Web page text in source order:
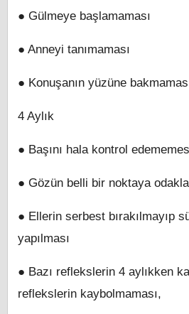
● Gülmeye başlamaması
● Anneyi tanımaması
● Konuşanın yüzüne
4 Aylık
● Başını hala kontrol
● Gözün belli bir noktaya
● Ellerin serbest bırakılmayıp
yapılması
● Bazı reflekslerin 4 aylıkken
reflekslerin kaybolmaması,